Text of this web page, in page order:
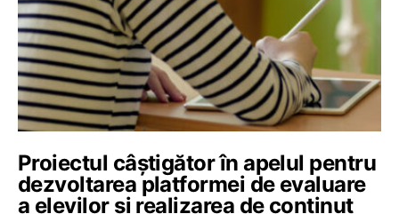
Proiectul câștigător în apelul pentru
dezvoltarea platformei de evaluare
a elevilor și realizarea de conținut